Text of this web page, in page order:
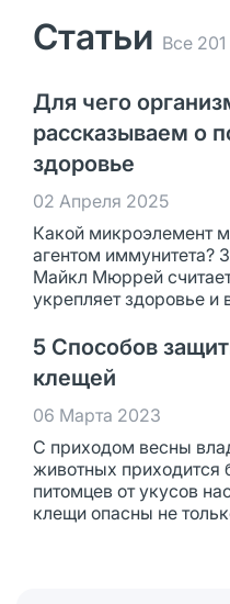
Статьи Все 201
Для чего
рассказываем о
здоровье
02 Апреля 2025
Какой микроэлемент
агентом иммунитета?
Майкл Мюррей
укрепляет здоровье и
5 Способов
клещей
06 Марта 2023
С приходом весны
животных приходится
питомцев от укусов
клещи опасны не